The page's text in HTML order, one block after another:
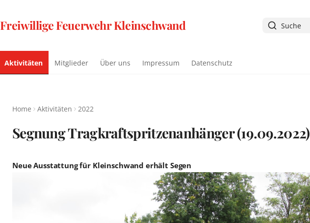
Freiwillige Feuerwehr Kleinschwand Suche
Aktivitäten Mitglieder Über uns Impressum Datenschutz
Home Aktivitäten 2022
Segnung Tragkraftspritzenanhänger (19.09.2022)
Neue Ausstattung für Kleinschwand erhält Segen